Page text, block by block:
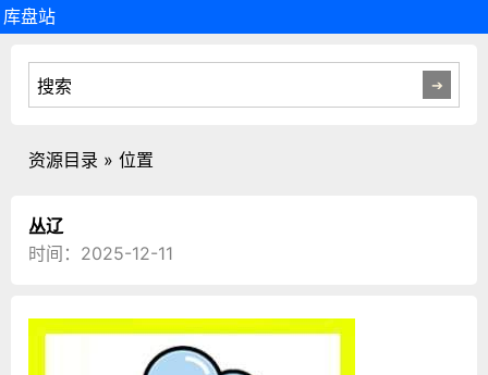
库盘站
资源目录 » 位置
丛辽
时间：2025-12-11